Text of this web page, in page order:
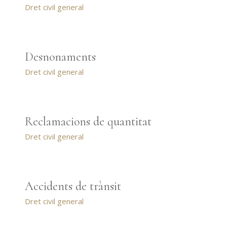
Dret civil general
Desnonaments
Dret civil general
Reclamacions de quantitat
Dret civil general
Accidents de trànsit
Dret civil general